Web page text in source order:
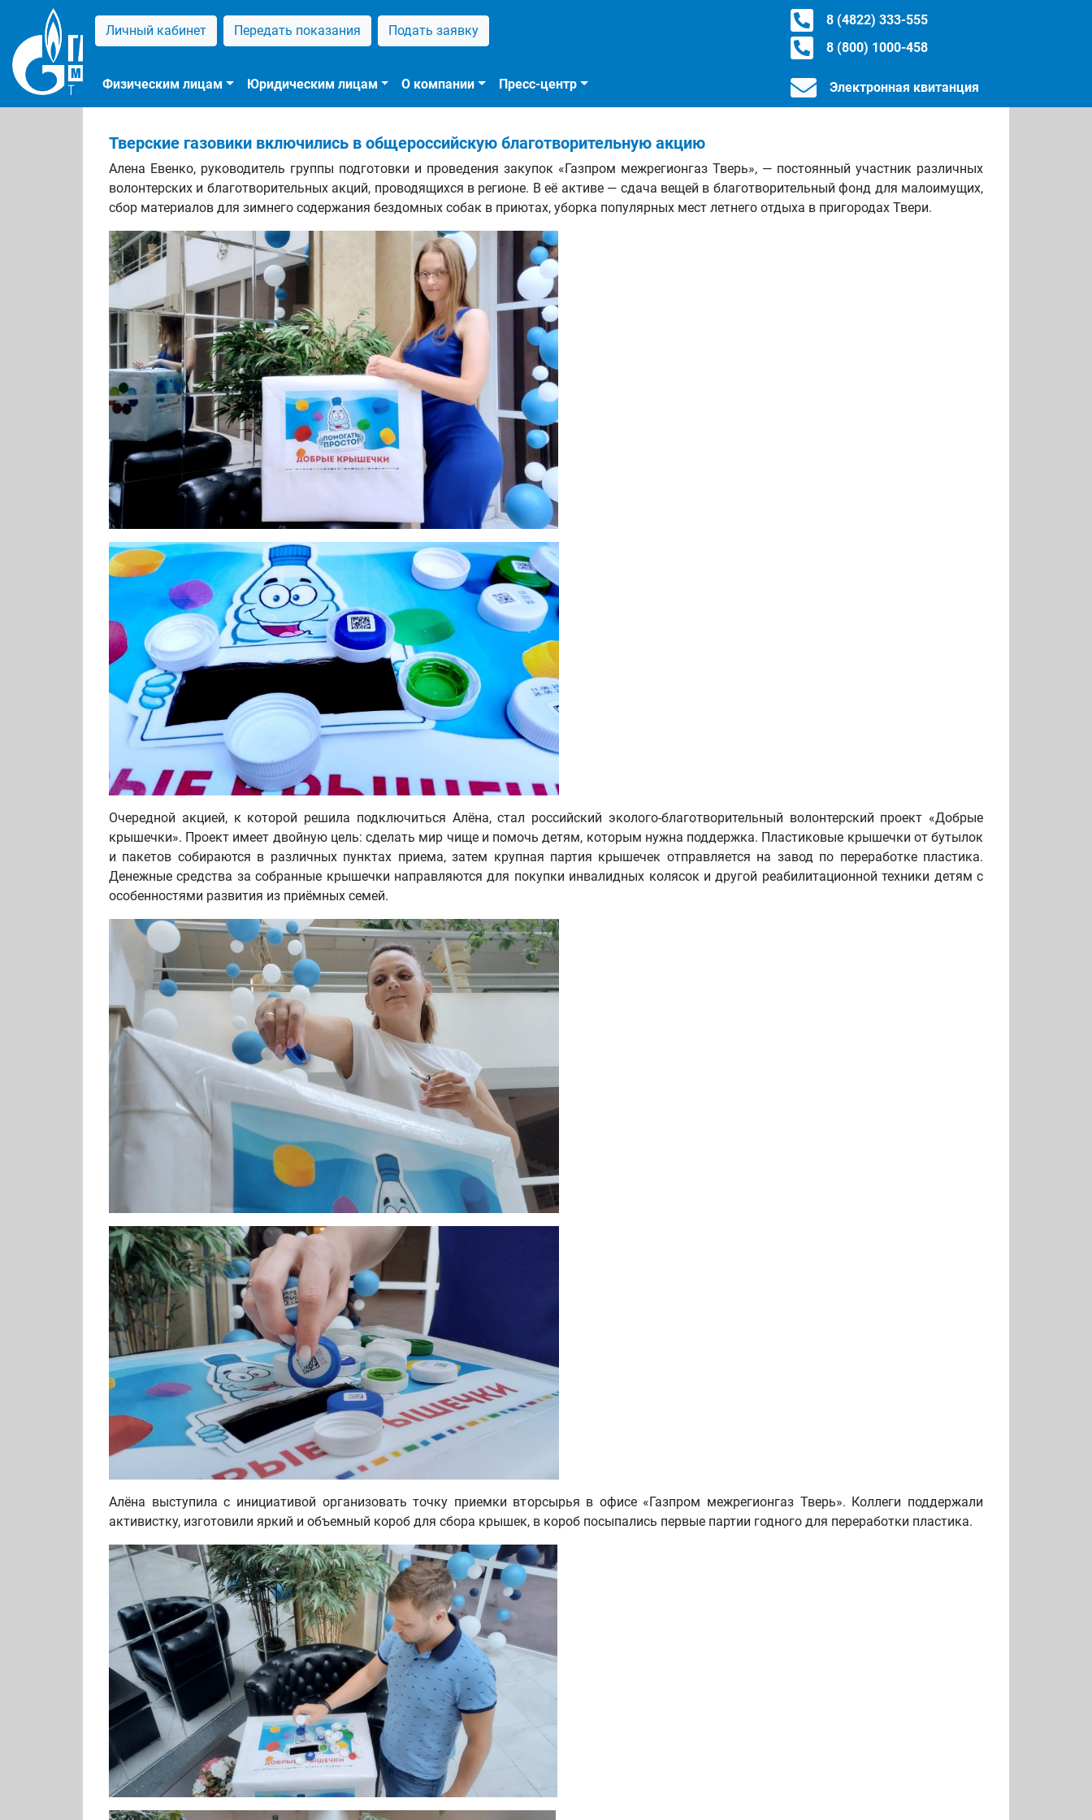
Личный кабинет Передать показания Подать заявку
8 (4822) 333-555
8 (800) 1000-458
Физическим лицам Юридическим лицам О компании Пресс-центр Электронная квитанция
Тверские газовики включились в общероссийскую благотворительную акцию
Алена Евенко, руководитель группы подготовки и проведения закупок «Газпром межрегионгаз Тверь», — постоянный участник различных
волонтерских и благотворительных акций, проводящихся в регионе. В её активе — сдача вещей в благотворительный фонд для малоимущих,
сбор материалов для зимнего содержания бездомных собак в приютах, уборка популярных мест летнего отдыха в пригородах Твери.
Очередной акцией, к которой решила подключиться Алёна, стал российский эколого-благотворительный волонтерский проект «Добрые
крышечки». Проект имеет двойную цель: сделать мир чище и помочь детям, которым нужна поддержка. Пластиковые крышечки от бутылок
и пакетов собираются в различных пунктах приема, затем крупная партия крышечек отправляется на завод по переработке пластика.
Денежные средства за собранные крышечки направляются для покупки инвалидных колясок и другой реабилитационной техники детям с
особенностями развития из приёмных семей.
Алёна выступила с инициативой организовать точку приемки вторсырья в офисе «Газпром межрегионгаз Тверь». Коллеги поддержали
активистку, изготовили яркий и объемный короб для сбора крышек, в короб посыпались первые партии годного для переработки пластика.